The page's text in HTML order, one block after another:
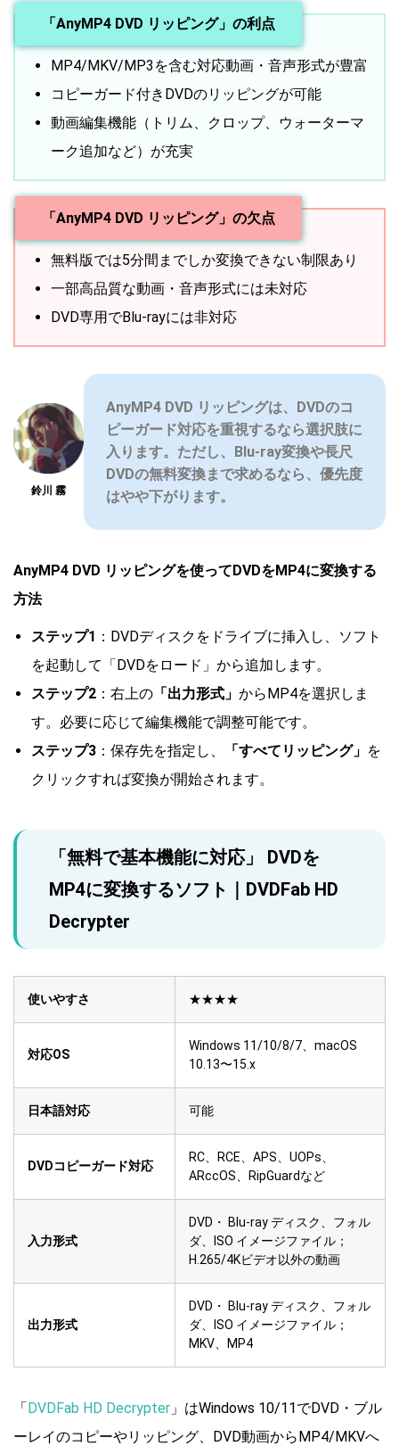
「AnyMP4 DVD リッピング」の利点
MP4/MKV/MP3を含む対応動画・音声形式が豊富
コピーガード付きDVDのリッピングが可能
動画編集機能（トリム、クロップ、ウォーターマ
ーク追加など）が充実
「AnyMP4 DVD リッピング」の欠点
無料版では5分間までしか変換できない制限あり
一部高品質な動画・音声形式には未対応
DVD専用でBlu-rayには非対応
鈴川 霧
AnyMP4 DVD リッピングは、DVDのコ
ピーガード対応を重視するなら選択肢に
入ります。ただし、Blu-ray変換や長尺
DVDの無料変換まで求めるなら、優先度
はやや下がります。
AnyMP4 DVD リッピングを使ってDVDをMP4に変換する
方法
ステップ1 ：DVDディスクをドライブに挿入し、ソフト
を起動して「DVDをロード」から追加します。
ステップ2 ：右上の 「出力形式」 からMP4を選択しま
す。必要に応じて編集機能で調整可能です。
ステップ3 ：保存先を指定し、 「すべてリッピング」 を
クリックすれば変換が開始されます。
「無料で基本機能に対応」 DVDを
MP4に変換するソフト｜DVDFab HD
Decrypter
使いやすさ ★★★★
対応OS
Windows 11/10/8/7、macOS
10.13〜15.x
日本語対応 可能
DVDコピーガード対応
RC、RCE、APS、UOPs、
ARccOS、RipGuardなど
入力形式
DVD・ Blu-ray ディスク、フォル
ダ、ISO イメージファイル；
H.265/4Kビデオ以外の動画
出力形式
DVD・ Blu-ray ディスク、フォル
ダ、ISO イメージファイル；
MKV、MP4
「DVDFab HD Decrypter 」はWindows 10/11でDVD・ブル
ーレイのコピーやリッピング、DVD動画からMP4/MKVへ